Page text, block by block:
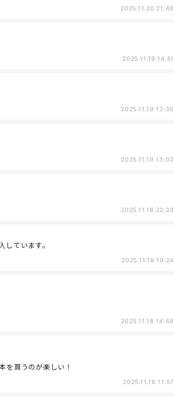
2025.11.20 21:48
2025.11.19 14:51
2025.11.19 13:30
2025.11.19 13:03
2025.11.18 22:33
ています。
2025.11.18 19:24
2025.11.18 14:48
を買うのが楽しい！
2025.11.18 11:57